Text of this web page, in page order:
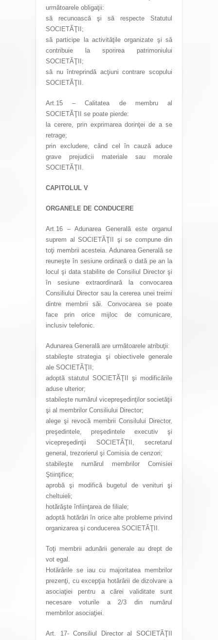
următoarele obligaţii:
să recunoască şi să respecte Statutul
SOCIETĂŢII;
să participe la activităţile organizate şi să
contribuie la sporirea patrimoniului
SOCIETĂŢII;
să nu întreprindă acţiuni contrare scopului
SOCIETĂŢII.
Art.15 – Calitatea de membru al
SOCIETĂŢII se poate pierde:
la cerere, prin exprimarea dorinţei de a se
retrage;
prin excludere, când cel în cauză aduce
grave prejudicii materiale sau morale
SOCIETĂŢII.
CAPITOLUL V
ORGANELE DE CONDUCERE
Art.16 – Adunarea Generală este organul
suprem al SOCIETĂŢII şi se compune din
toţi membrii acesteia. Adunarea Generală se
reuneşte în sesiune ordinară o dată pe an la
locul şi data stabilite de Consiliul Director şi
în sesiune extraordinară la convocarea
Consiliului Director sau la cererea unei treimi
dintre membrii săi. Convocarea se poate
face prin orice mijloc de comunicare,
inclusiv telefonic.
Adunarea Generală are următoarele atribuţii:
stabileşte strategia şi obiectivele generale
ale SOCIETĂŢII;
adoptă statutul SOCIETĂŢII şi modificările
aduse ulterior;
stabileşte numărul vicepreşedinţilor societăţii
şi al membrilor Consiliului Director;
alege şi revocă membrii Consilului Director,
preşedintele, preşedintele executiv şi
vicepreşedinţii SOCIETĂŢII, secretarul
general, trezorierul şi Comisia de cenzori;
stabileşte numărul membrilor Comisiei
Ştiinţifice;
aprobă şi modifică bugetul de venituri şi
cheltuieli;
hotărăşte înfiinţarea de filiale;
adoptă hotărâri în orice alte probleme privind
organizarea şi conducerea SOCIETĂŢII.
Toţi membrii adunării generale au drept de
vot egal.
Hotărârile se iau cu majoritatea membrilor
prezenţi, cu excepţia hotărârii de dizolvare a
asociaţiei pentru a cărei validitate sunt
necesare voturile a 2/3 din numărul
membrilor asociaţiei.
Art. 17- Consiliul Director al SOCIETĂŢII